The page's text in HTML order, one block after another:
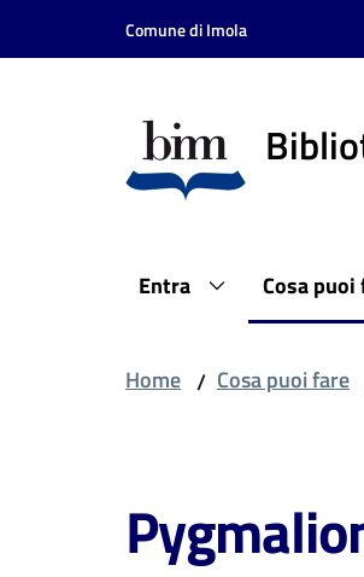
Vai al contenuto
Vai alla navigazione
Comune di Imola
Entra Cosa puoi
Home / Cosa puoi fare